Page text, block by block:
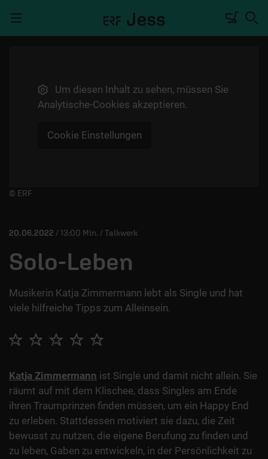
TALKWERK
PODCASTS
Um diesen Inhalt zu sehen, müssen Sie
Analytische-Cookies akzeptieren.
Cookie Einstellungen
Player starten/anhalten
© ERF
20.06.2022 / 13:00 Min. / Talkwerk
Solo-Leben
Musikerin Katja Zimmermann lebt als Single und hat
viele hilfreiche Tipps zum Alleinsein.
Katja Zimmermann ist Single und damit nicht allein. Sie
räumt auf mit dem Klischee, dass Singles am Ende
ihren Traumprinzen finden müssen, um ein Happy End
zu erleben. Stattdessen motiviert sie dazu, die Zeit
bewusst zu nutzen, die eigene Berufung zu finden und
zu leben, Gaben zu entwickeln, in der Persönlichkeit zu